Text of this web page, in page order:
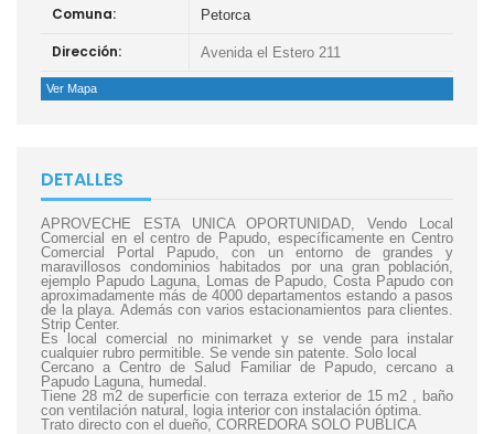
Comuna: Petorca
Dirección: Avenida el Estero 211
Ver Mapa
DETALLES
APROVECHE ESTA UNICA OPORTUNIDAD, Vendo Local
Comercial en el centro de Papudo, específicamente en Centro
Comercial Portal Papudo, con un entorno de grandes y
maravillosos condominios habitados por una gran población,
ejemplo Papudo Laguna, Lomas de Papudo, Costa Papudo con
aproximadamente más de 4000 departamentos estando a pasos
de la playa. Además con varios estacionamientos para clientes.
Strip Center.
Es local comercial no minimarket y se vende para instalar
cualquier rubro permitible. Se vende sin patente. Solo local
Cercano a Centro de Salud Familiar de Papudo, cercano a
Papudo Laguna, humedal.
Tiene 28 m2 de superficie con terraza exterior de 15 m2 , baño
con ventilación natural, logia interior con instalación óptima.
Trato directo con el dueño, CORREDORA SOLO PUBLICA